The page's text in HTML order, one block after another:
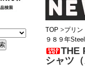
TOP >プリン
９８９年
THE
シャツ